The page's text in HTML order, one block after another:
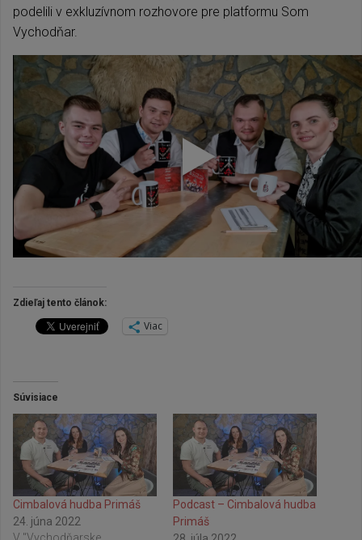
podelili v exkluzívnom rozhovore pre platformu Som
Vychodňar.
Zdieľaj tento článok:
Viac
Súvisiace
Cimbalová hudba Primáš
24. júna 2022
V "Vychodňarske
Podcast – Cimbalová hudba
Primáš